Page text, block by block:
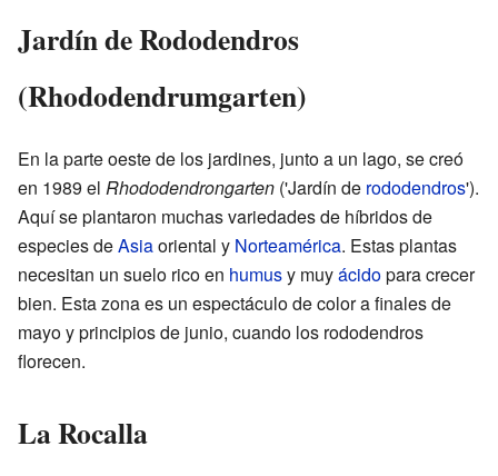
Jardín de Rododendros
(Rhododendrumgarten)
En la parte oeste de los jardines, junto a un lago, se creó
en 1989 el Rhododendrongarten ('Jardín de rododendros').
Aquí se plantaron muchas variedades de híbridos de
especies deAsiaoriental y Norteamérica. Estas plantas
necesitan un suelo rico en humusy muyácidopara crecer
bien. Esta zona es un espectáculo de color a finales de
mayo y principios de junio, cuando los rododendros
florecen.
La Rocalla